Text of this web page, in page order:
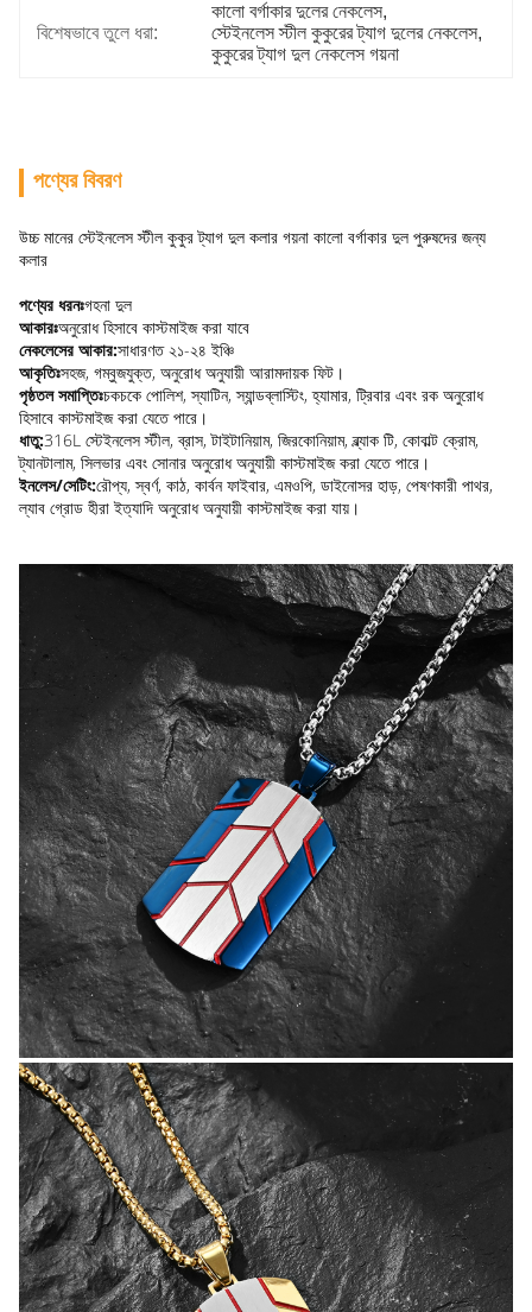
বিশেষভাবে তুলে ধরা:
কালো বর্গাকার দুলের নেকলেস,
স্টেইনলেস স্টীল কুকুরের ট্যাগ দুলের নেকলেস,
কুকুরের ট্যাগ দুল নেকলেস গয়না
পণ্যের বিবরণ
উচ্চ মানের স্টেইনলেস স্টীল কুকুর ট্যাগ দুল কলার গয়না কালো বর্গাকার দুল পুরুষদের জন্য
কলার
পণ্যের ধরনঃগহনা দুল
আকারঃঅনুরোধ হিসাবে কাস্টমাইজ করা যাবে
নেকলেসের আকার:সাধারণত ২১-২৪ ইঞ্চি
আকৃতিঃসহজ, গম্বুজযুক্ত, অনুরোধ অনুযায়ী আরামদায়ক ফিট।
পৃষ্ঠতল সমাপ্তিঃচকচকে পোলিশ, স্যাটিন, স্যান্ডব্লাস্টিং, হ্যামার, ট্রিবার এবং রক অনুরোধ
হিসাবে কাস্টমাইজ করা যেতে পারে।
ধাতু:316L স্টেইনলেস স্টীল, ব্রাস, টাইটানিয়াম, জিরকোনিয়াম, ব্ল্যাক টি, কোবাল্ট ক্রোম,
ট্যানটালাম, সিলভার এবং সোনার অনুরোধ অনুযায়ী কাস্টমাইজ করা যেতে পারে।
ইনলেস/সেটিং:রৌপ্য, স্বর্ণ, কাঠ, কার্বন ফাইবার, এমওপি, ডাইনোসর হাড়, পেষণকারী পাথর,
ল্যাব গ্রোড হীরা ইত্যাদি অনুরোধ অনুযায়ী কাস্টমাইজ করা যায়।